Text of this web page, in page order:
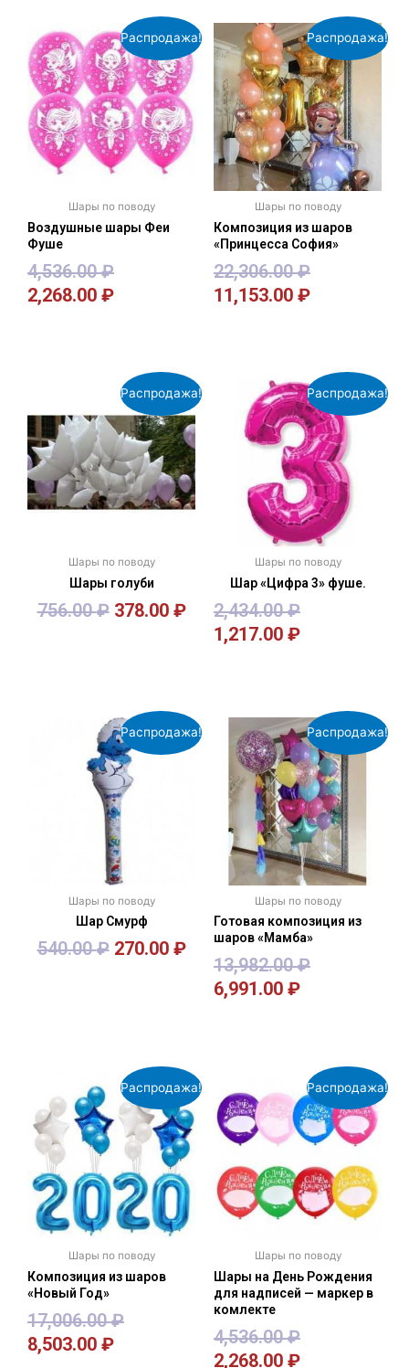
Распродажа!
Шары по поводу
Воздушные шары Феи
Фуше
4,536.00₽
2,268.00 ₽
Распродажа!
Шары по поводу
Композиция из шаров
«Принцесса София»
22,306.00₽
11,153.00 ₽
Распродажа!
Шары по поводу
Шары голуби
756.00₽ 378.00 ₽
Распродажа!
Шары по поводу
Шар «Цифра 3» фуше.
2,434.00₽
1,217.00 ₽
Распродажа!
Шары по поводу
Шар Смурф
540.00₽ 270.00 ₽
Распродажа!
Шары по поводу
Готовая композиция из
шаров «Мамба»
13,982.00₽
6,991.00 ₽
Распродажа!
Шары по поводу
Композиция из шаров
«Новый Год»
17,006.00₽
8,503.00 ₽
Распродажа!
Шары по поводу
Шары на День Рождения
для надписей — маркер в
комлекте
4,536.00₽
2,268.00 ₽